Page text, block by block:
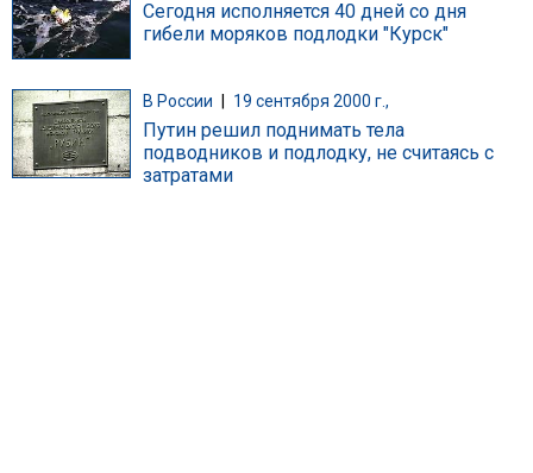
Сегодня исполняется 40 дней со дня
гибели моряков подлодки "Курск"
В России 19 сентября 2000 г.,
Путин решил поднимать тела
подводников и подлодку, не считаясь с
затратами